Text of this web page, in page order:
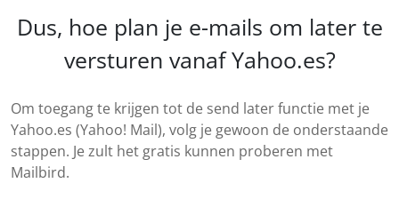
Dus, hoe plan je e-mails om later te
versturen vanaf Yahoo.es?
Om toegang te krijgen tot de send later functie met je
Yahoo.es (Yahoo! Mail), volg je gewoon de onderstaande
stappen. Je zult het gratis kunnen proberen met
Mailbird.